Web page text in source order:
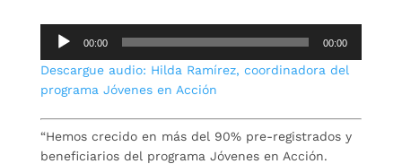
Reproductor
audio
00:00 00:00
Descargue audio: Hilda Ramírez, coordinadora del
programa Jóvenes en Acción
“Hemos crecido en más del 90% pre-registrados y
beneficiarios del programa Jóvenes en Acción.